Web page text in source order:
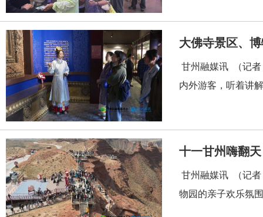
大佛寺景区、
甘州融媒讯 （记者
内外游客，听着讲
十一甘州嗨翻
甘州融媒讯 （记
物园的亲子欢乐氛